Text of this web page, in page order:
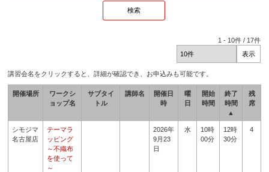
1 - 10件 / 17件
講習会名をクリックすると、詳細が確認でき、お申込みも可能です。
開催場所
ワークシ
ョップ名
サブタイ
トル
講師名
開催日
時
曜
日
開始
時間
終了
時間
▲
残
席
シモジマ
名古屋店
テーマラ
ッピング
～不織布
を使って
～
2026年
9月23
日
水
10時
00分
12時
30分
4